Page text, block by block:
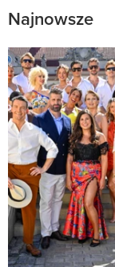
Najnowsze